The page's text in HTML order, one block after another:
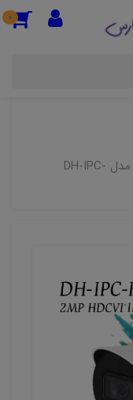
0
دوربین مداربسته مینی بالت برند داهوا مدل DH-IPC-